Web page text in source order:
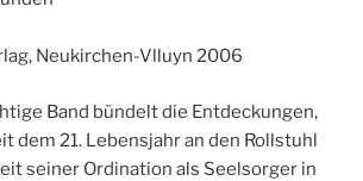
Neukirchen-Vlluyn 2006
Band bündelt die Entdeckungen,
dem 21. Lebensjahr an den Rollstuhl
seiner Ordination als Seelsorger in